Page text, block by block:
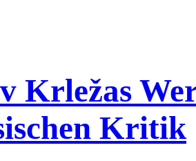
Krležas
Kritik